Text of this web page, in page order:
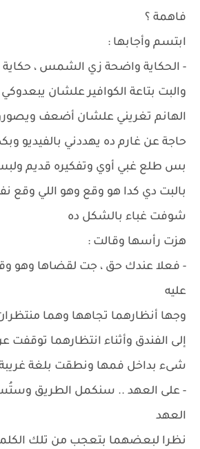
فاهمة ؟
ابتسم وأجابها :
- الحكاية واضحة زي الشمس ، حكاية
والبت بتاعة الكوافير علشان
الهانم تغريني علشان أضعف
حاجة عن غارم ده يهددني بالفيديو
بس طلع غبي أوي وتفكيره قديم
بالبت دي كدا هو وقع وهو اللي وقع
شوفت غباء بالشكل ده
هزت رأسها وقالت :
- فعلا عندك حق ، جت لقضاها
عليه
وجها أنظارهما تجاهها وهما
إلى الفندق وأثناء انتظارهما
شىء بداخل فمها ونطقت بلغة
- على العهد .. سنكمل الطريق
العهد
نظرا لبعضهما بتعجب من تلك